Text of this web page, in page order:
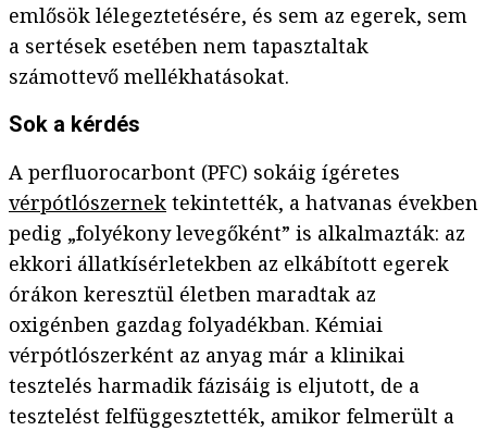
emlősök lélegeztetésére, és sem az egerek, sem
a sertések esetében nem tapasztaltak
számottevő mellékhatásokat.
Sok a kérdés
A perfluorocarbont (PFC) sokáig ígéretes
vérpótlószernek tekintették, a hatvanas években
pedig „folyékony levegőként” is alkalmazták: az
ekkori állatkísérletekben az elkábított egerek
órákon keresztül életben maradtak az
oxigénben gazdag folyadékban. Kémiai
vérpótlószerként az anyag már a klinikai
tesztelés harmadik fázisáig is eljutott, de a
tesztelést felfüggesztették, amikor felmerült a